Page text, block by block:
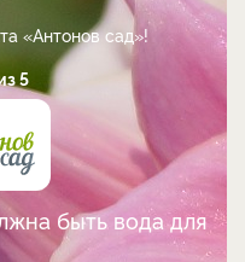
«Антонов сад»!
5
быть вода для